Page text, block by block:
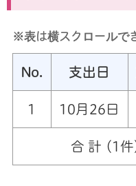
※表は横スクロールで
No. 支出日
1 10月26日
合 計 (1件